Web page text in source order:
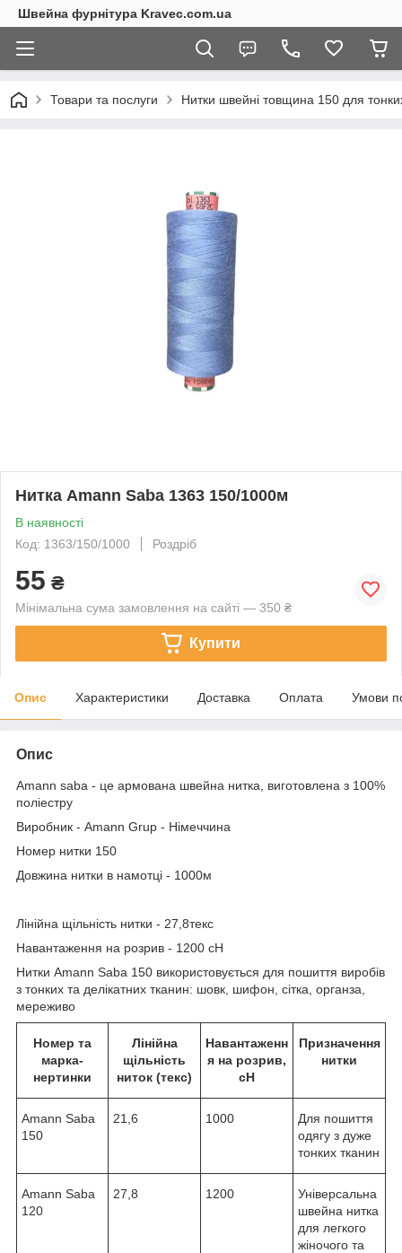
Швейна фурнітура Kravec.com.ua
Товари та послуги Нитки швейні товщина 150 для
Нитка Amann Saba 1363 150/1000м
В наявності
Код: 1363/150/1000
Роздріб
55 ₴
Мінімальна сума замовлення на сайті — 350 ₴
Купити
Опис Характеристики Доставка Оплата Умови
Опис
Amann saba - це армована швейна нитка, виготовлена з 100%
поліестру
Виробник - Amann Grup - Німеччина
Номер нитки 150
Довжина нитки в намотці - 1000м
Лінійна щільність нитки - 27,8текс
Навантаження на розрив - 1200 сН
Нитки Amann Saba 150 використовується для пошиття виробів
з тонких та делікатних тканин: шовк, шифон, сітка, органза,
мереживо
Номер та
марка-
нертинки
Лінійна
щільність
ниток (текс)
Навантаженн
я на розрив,
сН
Призначення
нитки
Amann Saba
150
21,6 1000
Для пошиття
одягу з дуже
тонких тканин
Amann Saba
120
27,8 1200
Універсальна
швейна нитка
для легкого
жіночого та